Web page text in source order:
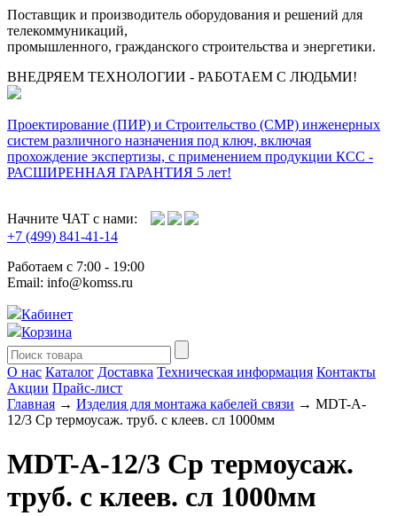
Поставщик и производитель оборудования и решений для
телекоммуникаций,
промышленного, гражданского строительства и энергетики.
ВНЕДРЯЕМ ТЕХНОЛОГИИ - РАБОТАЕМ С ЛЮДЬМИ!
Проектирование (ПИР) и Cтроительство (СМР) инженерных
систем различного назначения под ключ, включая
прохождение экспертизы, с применением продукции КСС -
РАСШИРЕННАЯ ГАРАНТИЯ 5 лет!
Начните ЧАТ с нами:
+7 (499) 841-41-14
Работаем с 7:00 - 19:00
Email: info@komss.ru
Кабинет
Корзина
О нас Каталог Доставка Техническая информация Контакты
Акции Прайс-лист
Главная → Изделия для монтажа кабелей связи → MDT-A-
12/3 Ср термоусаж. труб. с клеев. сл 1000мм
MDT-A-12/3 Ср термоусаж.
труб. с клеев. сл 1000мм